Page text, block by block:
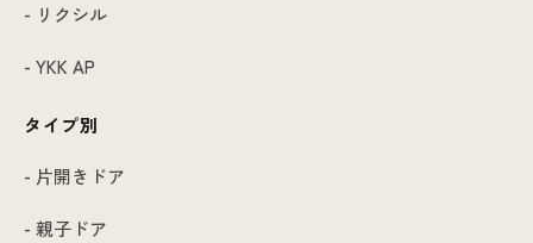
- リクシル
- YKK AP
タイプ別
- 片開きドア
- 親子ドア